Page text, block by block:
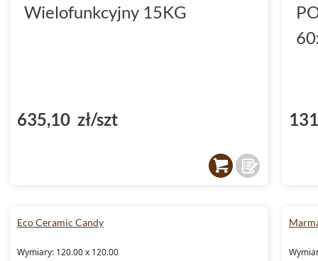
Wielofunkcyjny 15KG
635,10 zł/szt
Eco Ceramic Candy
Wymiary: 120.00 x 120.00